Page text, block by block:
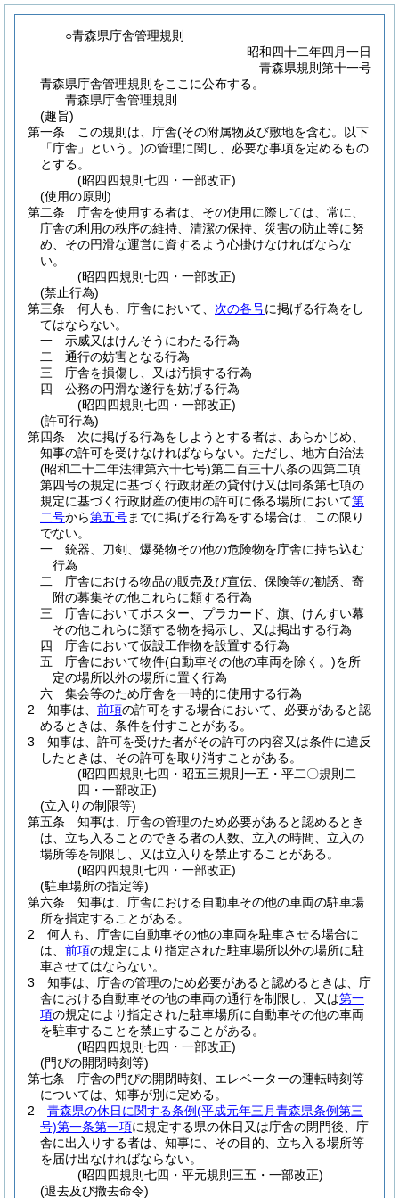
○青森県庁舎管理規則
昭和四十二年四月一日
青森県規則第十一号
青森県庁舎管理規則をここに公布する。
青森県庁舎管理規則
(趣旨)
第一条
この規則は、庁舎(その附属物及び敷地を含む。以下
「庁舎」という。)の管理に関し、必要な事項を定めるもの
とする。
(昭四四規則七四・一部改正)
(使用の原則)
第二条
庁舎を使用する者は、その使用に際しては、常に、
庁舎の利用の秩序の維持、清潔の保持、災害の防止等に努
め、その円滑な運営に資するよう心掛けなければならな
い。
(昭四四規則七四・一部改正)
(禁止行為)
第三条
何人も、庁舎において、 次の各号に掲げる行為をし
てはならない。
一
示威又はけんそうにわたる行為
二
通行の妨害となる行為
三
庁舎を損傷し、又は汚損する行為
四
公務の円滑な遂行を妨げる行為
(昭四四規則七四・一部改正)
(許可行為)
第四条
次に掲げる行為をしようとする者は、あらかじめ、
知事の許可を受けなければならない。 ただし、地方自治法
(昭和二十二年法律第六十七号)第二百三十八条の四第二項
第四号の規定に基づく行政財産の貸付け又は同条第七項の
規定に基づく行政財産の使用の許可に係る場所において第
二号から第五号までに掲げる行為をする場合は、この限り
でない。
一
銃器、刀剣、爆発物その他の危険物を庁舎に持ち込む
行為
二
庁舎における物品の販売及び宣伝、保険等の勧誘、寄
附の募集その他これらに類する行為
三
庁舎においてポスター、プラカード、旗、けんすい幕
その他これらに類する物を掲示し、又は掲出する行為
四
庁舎において仮設工作物を設置する行為
五
庁舎において物件(自動車その他の車両を除く。)を所
定の場所以外の場所に置く行為
六
集会等のため庁舎を一時的に使用する行為
2
知事は、 前項の許可をする場合において、必要があると認
めるときは、条件を付すことがある。
3
知事は、許可を受けた者がその許可の内容又は条件に違反
したときは、その許可を取り消すことがある。
(昭四四規則七四・昭五三規則一五・平二〇規則二
四・一部改正)
(立入りの制限等)
第五条
知事は、庁舎の管理のため必要があると認めるとき
は、立ち入ることのできる者の人数、立入の時間、立入の
場所等を制限し、又は立入りを禁止することがある。
(昭四四規則七四・一部改正)
(駐車場所の指定等)
第六条
知事は、庁舎における自動車その他の車両の駐車場
所を指定することがある。
2
何人も、庁舎に自動車その他の車両を駐車させる場合に
は、 前項の規定により指定された駐車場所以外の場所に駐
車させてはならない。
3
知事は、庁舎の管理のため必要があると認めるときは、庁
舎における自動車その他の車両の通行を制限し、又は第一
項の規定により指定された駐車場所に自動車その他の車両
を駐車することを禁止することがある。
(昭四四規則七四・一部改正)
(門ぴの開閉時刻等)
第七条
庁舎の門ぴの開閉時刻、エレベーターの運転時刻等
については、知事が別に定める。
2
青森県の休日に関する条例(平成元年三月青森県条例第三
号)第一条第一項に規定する県の休日又は庁舎の閉門後、庁
舎に出入りする者は、知事に、その目的、立ち入る場所等
を届け出なければならない。
(昭四四規則七四・平元規則三五・一部改正)
(退去及び撤去命令)